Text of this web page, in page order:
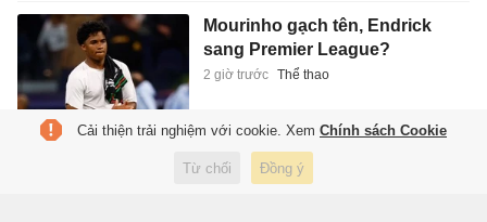
Mourinho gạch tên, Endrick
sang Premier League?
2 giờ trước Thể thao
Cải thiện trải nghiệm với cookie. Xem Chính sách Cookie
Từ chối Đồng ý